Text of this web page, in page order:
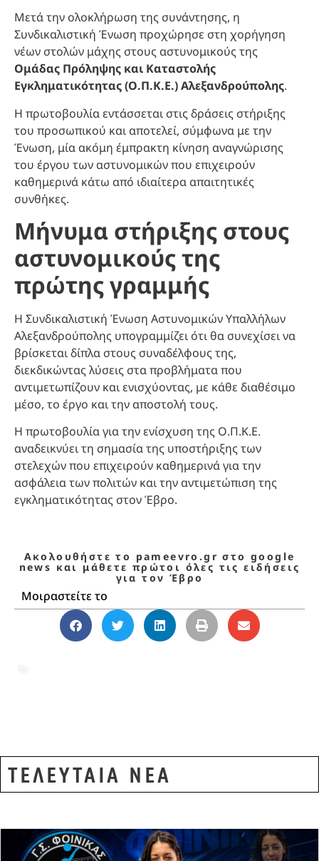
Μετά την ολοκλήρωση της συνάντησης, η
Συνδικαλιστική Ένωση προχώρησε στη χορήγηση
νέων στολών μάχης στους αστυνομικούς της
Ομάδας Πρόληψης και Καταστολής
Εγκληματικότητας (Ο.Π.Κ.Ε.) Αλεξανδρούπολης.
Η πρωτοβουλία εντάσσεται στις δράσεις στήριξης
του προσωπικού και αποτελεί, σύμφωνα με την
Ένωση, μία ακόμη έμπρακτη κίνηση αναγνώρισης
του έργου των αστυνομικών που επιχειρούν
καθημερινά κάτω από ιδιαίτερα απαιτητικές
συνθήκες.
Μήνυμα στήριξης στους
αστυνομικούς της
πρώτης γραμμής
Η Συνδικαλιστική Ένωση Αστυνομικών Υπαλλήλων
Αλεξανδρούπολης υπογραμμίζει ότι θα συνεχίσει να
βρίσκεται δίπλα στους συναδέλφους της,
διεκδικώντας λύσεις στα προβλήματα που
αντιμετωπίζουν και ενισχύοντας, με κάθε διαθέσιμο
μέσο, το έργο και την αποστολή τους.
Η πρωτοβουλία για την ενίσχυση της Ο.Π.Κ.Ε.
αναδεικνύει τη σημασία της υποστήριξης των
στελεχών που επιχειρούν καθημερινά για την
ασφάλεια των πολιτών και την αντιμετώπιση της
εγκληματικότητας στον Έβρο.
Ακολουθήστε το pameevro.gr στο google
news και μάθετε πρώτοι όλες τις ειδήσεις
για τον Έβρο
Μοιραστείτε το
ΤΕΛΕΥΤΑΙΑ ΝΕΑ